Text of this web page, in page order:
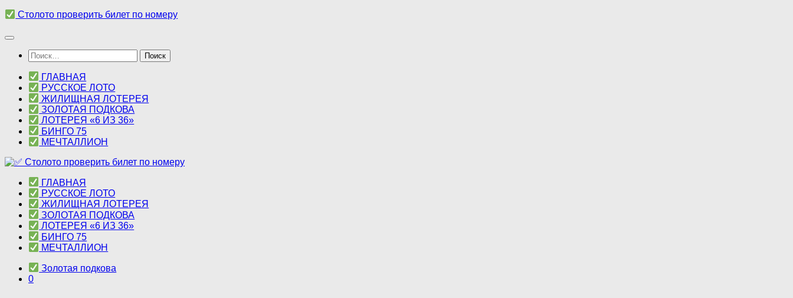
Перейти
содержимому
Столото проверить билет по номеру
Найти:
ГЛАВНАЯ
РУССКОЕ ЛОТО
ЖИЛИЩНАЯ ЛОТЕРЕЯ
ЗОЛОТАЯ ПОДКОВА
ЛОТЕРЕЯ «6 ИЗ 36»
БИНГО 75
МЕЧТАЛЛИОН
ГЛАВНАЯ
РУССКОЕ ЛОТО
ЖИЛИЩНАЯ ЛОТЕРЕЯ
ЗОЛОТАЯ ПОДКОВА
ЛОТЕРЕЯ «6 ИЗ 36»
БИНГО 75
МЕЧТАЛЛИОН
Золотая подкова
0